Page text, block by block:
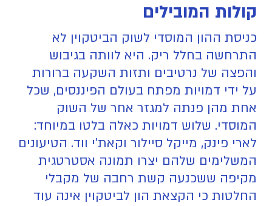
קולות המובילים
כניסת ההון המוסדי לשוק הביטקוין לא
התרחשה בחלל ריק. היא לוותה בגיבוש
והפצה של נרטיבים ותזות השקעה ברורות
על ידי דמויות מפתח בעולם הפיננסים, שכל
אחת מהן פנתה למגזר אחר של השוק
המוסדי. שלוש דמויות כאלה בלטו במיוחד:
לארי פינק, מייקל סיילור וקאת'י ווד. הטיעונים
המשלימים שלהם יצרו תמונה אסטרטגית
מקיפה ששכנעה קשת רחבה של מקבלי
החלטות כי הקצאת הון לביטקוין אינה עוד